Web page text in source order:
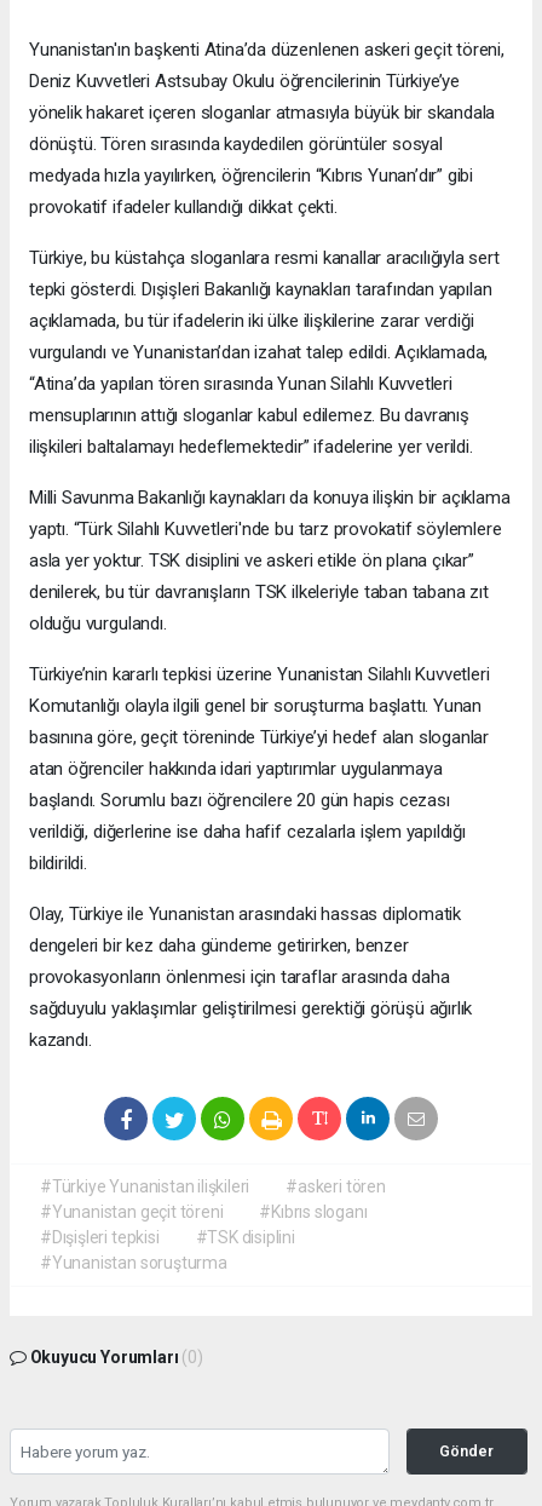
Yunanistan'ın başkenti Atina’da düzenlenen askeri geçit töreni,
Deniz Kuvvetleri Astsubay Okulu öğrencilerinin Türkiye’ye
yönelik hakaret içeren sloganlar atmasıyla büyük bir skandala
dönüştü. Tören sırasında kaydedilen görüntüler sosyal
medyada hızla yayılırken, öğrencilerin “Kıbrıs Yunan’dır” gibi
provokatif ifadeler kullandığı dikkat çekti.
Türkiye, bu küstahça sloganlara resmi kanallar aracılığıyla sert
tepki gösterdi. Dışişleri Bakanlığı kaynakları tarafından yapılan
açıklamada, bu tür ifadelerin iki ülke ilişkilerine zarar verdiği
vurgulandı ve Yunanistan’dan izahat talep edildi. Açıklamada,
“Atina’da yapılan tören sırasında Yunan Silahlı Kuvvetleri
mensuplarının attığı sloganlar kabul edilemez. Bu davranış
ilişkileri baltalamayı hedeflemektedir” ifadelerine yer verildi.
Milli Savunma Bakanlığı kaynakları da konuya ilişkin bir açıklama
yaptı. “Türk Silahlı Kuvvetleri'nde bu tarz provokatif söylemlere
asla yer yoktur. TSK disiplini ve askeri etikle ön plana çıkar”
denilerek, bu tür davranışların TSK ilkeleriyle taban tabana zıt
olduğu vurgulandı.
Türkiye’nin kararlı tepkisi üzerine Yunanistan Silahlı Kuvvetleri
Komutanlığı olayla ilgili genel bir soruşturma başlattı. Yunan
basınına göre, geçit töreninde Türkiye’yi hedef alan sloganlar
atan öğrenciler hakkında idari yaptırımlar uygulanmaya
başlandı. Sorumlu bazı öğrencilere 20 gün hapis cezası
verildiği, diğerlerine ise daha hafif cezalarla işlem yapıldığı
bildirildi.
Olay, Türkiye ile Yunanistan arasındaki hassas diplomatik
dengeleri bir kez daha gündeme getirirken, benzer
provokasyonların önlenmesi için taraflar arasında daha
sağduyulu yaklaşımlar geliştirilmesi gerektiği görüşü ağırlık
kazandı.
#Türkiye Yunanistan ilişkileri
#askeri tören
#Yunanistan geçit töreni
#Kıbrıs sloganı
#Dışişleri tepkisi
#TSK disiplini
#Yunanistan soruşturma
Okuyucu Yorumları (0)
Gönder